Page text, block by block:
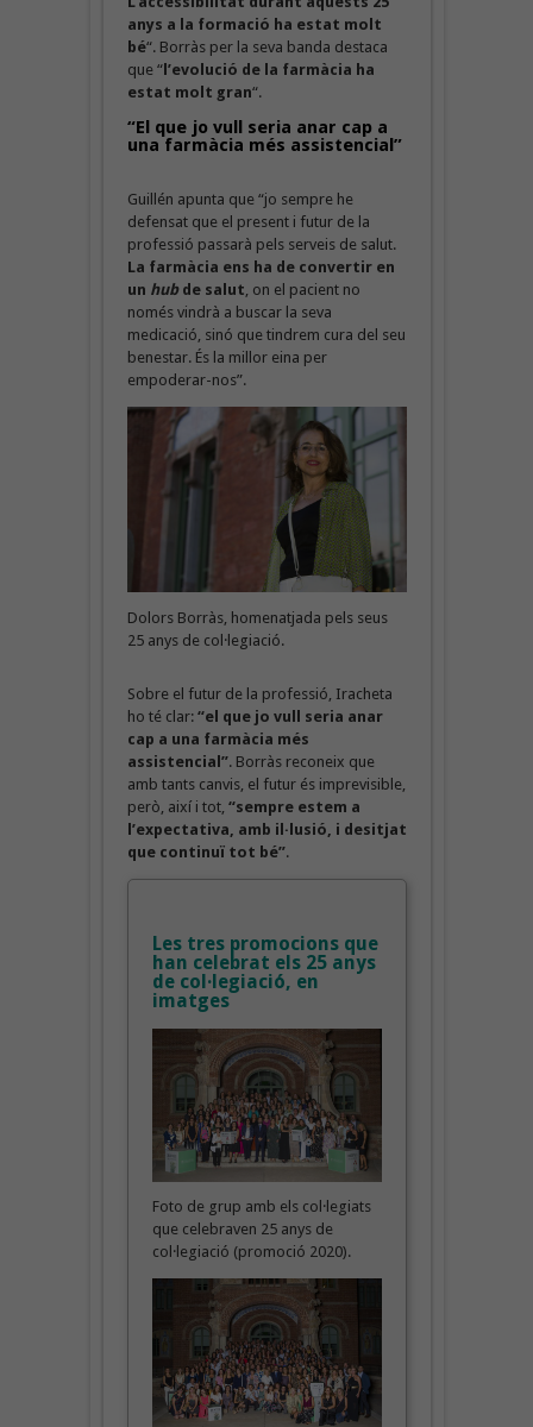
anys a la formació ha estat molt
bé“. Borràs per la seva banda destaca
que “l’evolució de la farmàcia ha
estat molt gran“.
“El que jo vull seria anar cap a
una farmàcia més assistencial”
Guillén apunta que “jo sempre he
defensat que el present i futur de la
professió passarà pels serveis de salut.
La farmàcia ens ha de convertir en
un hubde salut , on el pacient no
només vindrà a buscar la seva
medicació, sinó que tindrem cura del seu
benestar. És la millor eina per
empoderar-nos”.
Dolors Borràs, homenatjada pels seus
25 anys de col·legiació.
Sobre el futur de la professió, Iracheta
ho té clar: “el que jo vull seria anar
cap a una farmàcia més
assistencial”. Borràs reconeix que
amb tants canvis, el futur és imprevisible,
però, així i tot, “sempre estem a
l’expectativa, amb il·lusió, i desitjat
que continuï tot bé”.
Les tres promocions que
han celebrat els 25 anys
de col·legiació, en
imatges
Foto de grup amb els col·legiats
que celebraven 25 anys de
col·legiació (promoció 2020).